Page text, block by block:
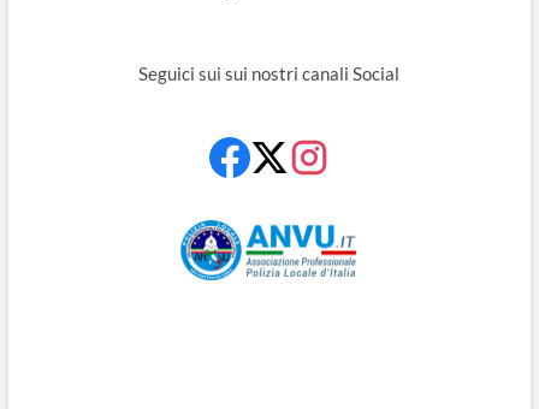
Seguici sui sui nostri canali Social